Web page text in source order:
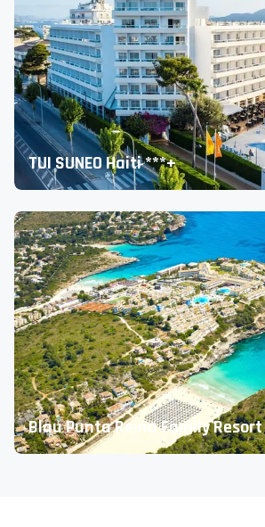
TUI SUNEO Haiti ***+
Blau Punta Reina Family